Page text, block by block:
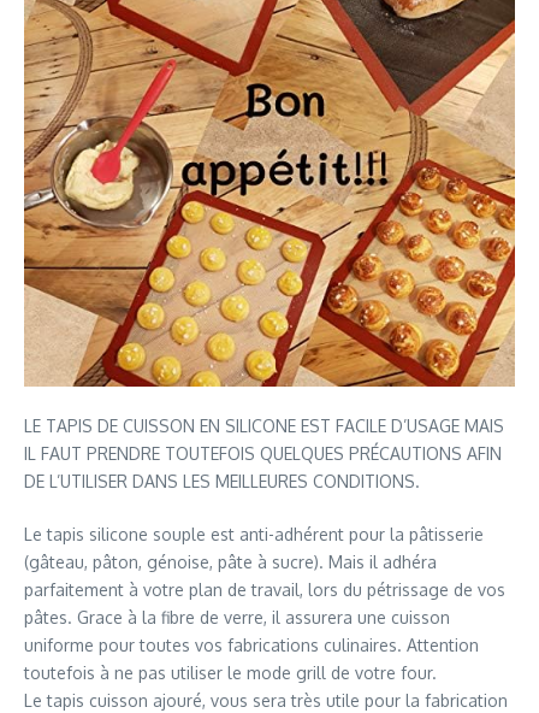
LE TAPIS DE CUISSON EN SILICONE EST FACILE D’USAGE MAIS
IL FAUT PRENDRE TOUTEFOIS QUELQUES PRÉCAUTIONS AFIN
DE L’UTILISER DANS LES MEILLEURES CONDITIONS.
Le tapis silicone souple est anti-adhérent pour la pâtisserie
(gâteau, pâton, génoise, pâte à sucre). Mais il adhéra
parfaitement à votre plan de travail, lors du pétrissage de vos
pâtes. Grace à la fibre de verre, il assurera une cuisson
uniforme pour toutes vos fabrications culinaires. Attention
toutefois à ne pas utiliser le mode grill de votre four.
Le tapis cuisson ajouré, vous sera très utile pour la fabrication